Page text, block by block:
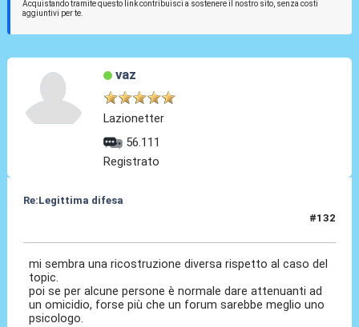
Acquistando tramite questo link contribuisci a sostenere il nostro sito, senza costi
aggiuntivi per te.
vaz
Lazionetter
56.111
Registrato
Re:Legittima difesa
#132
mi sembra una ricostruzione diversa rispetto al caso del
topic.
poi se per alcune persone è normale dare attenuanti ad
un omicidio, forse più che un forum sarebbe meglio uno
psicologo.